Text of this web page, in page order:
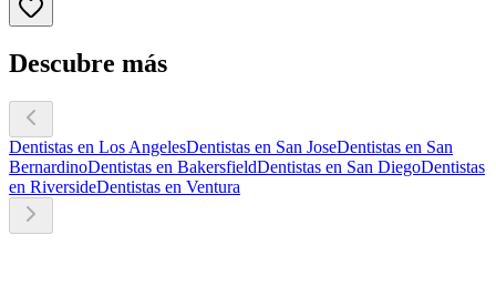
Descubre más
Dentistas en Los AngelesDentistas en San JoseDentistas en San
BernardinoDentistas en BakersfieldDentistas en San DiegoDentistas
en RiversideDentistas en Ventura